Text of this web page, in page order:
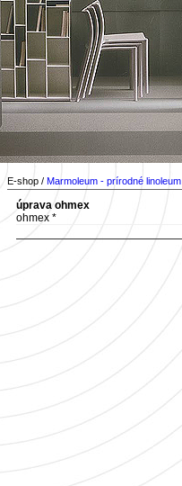
E-shop / Marmoleum - prírodné linoleum
úprava ohmex
ohmex *